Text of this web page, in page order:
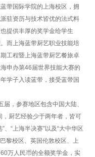
带国际学院的上海校区，拥
驻资历与技术皆优的法式料
提供丰厚的奖学金给学生
而上海蓝带厨艺职业技能培
工程暨上海蓝带厨艺餐旅卓
申办第46届世界技能大赛的
学子入读蓝带，接受蓝带国
，参赛地区包含中国大陆、
，厨艺经验少于两年者，皆可
”、“上海半决赛”以及“大中华区
黎校区、英国伦敦校区、上
60万人民币的全额奖学金，实